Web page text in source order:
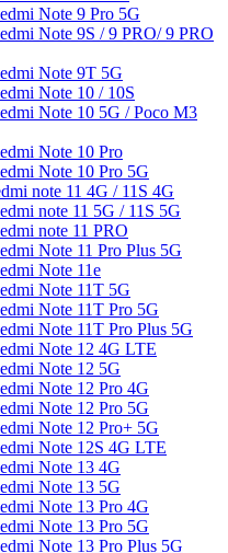
Note 9 Pro 5G
Note 9S / 9 PRO/ 9 PRO
Note 9T 5G
Note 10 / 10S
Note 10 5G / Poco M3
Note 10 Pro
Note 10 Pro 5G
note 11 4G / 11S 4G
note 11 5G / 11S 5G
note 11 PRO
Note 11 Pro Plus 5G
Note 11e
Note 11T 5G
Note 11T Pro 5G
Note 11T Pro Plus 5G
Note 12 4G LTE
Note 12 5G
Note 12 Pro 4G
Note 12 Pro 5G
Note 12 Pro+ 5G
Note 12S 4G LTE
Note 13 4G
Note 13 5G
Note 13 Pro 4G
Note 13 Pro 5G
Note 13 Pro Plus 5G